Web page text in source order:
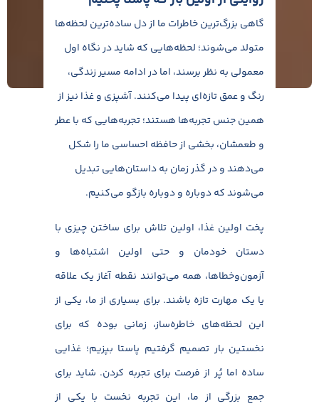
گاهی بزرگ‌ترین خاطرات ما از دل ساده‌ترین لحظه‌ها
متولد می‌شوند؛ لحظه‌هایی که شاید در نگاه اول
معمولی به نظر برسند، اما در ادامه مسیر زندگی،
رنگ و عمق تازه‌ای پیدا می‌کنند. آشپزی و غذا نیز از
همین جنس تجربه‌ها هستند؛ تجربه‌هایی که با عطر
و طعمشان، بخشی از حافظه احساسی ما را شکل
می‌دهند و در گذر زمان به داستان‌هایی تبدیل
می‌شوند که دوباره و دوباره بازگو می‌کنیم.
پخت اولین غذا، اولین تلاش برای ساختن چیزی با
دستان خودمان و حتی اولین اشتباه‌ها و
آزمون‌وخطاها، همه می‌توانند نقطه آغاز یک علاقه
یا یک مهارت تازه باشند. برای بسیاری از ما، یکی از
این لحظه‌های خاطره‌ساز، زمانی بوده که برای
نخستین بار تصمیم گرفتیم پاستا بپزیم؛ غذایی
ساده اما پُر از فرصت برای تجربه کردن. شاید برای
جمع بزرگی از ما، این تجربه نخست با یکی از